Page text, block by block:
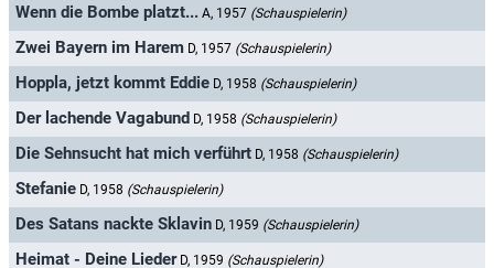
Wenn die Bombe platzt... A, 1957 (Schauspielerin)
Zwei Bayern im Harem D, 1957 (Schauspielerin)
Hoppla, jetzt kommt Eddie D, 1958 (Schauspielerin)
Der lachende Vagabund D, 1958 (Schauspielerin)
Die Sehnsucht hat mich verführt D, 1958 (Schauspielerin)
Stefanie D, 1958 (Schauspielerin)
Des Satans nackte Sklavin D, 1959 (Schauspielerin)
Heimat - Deine Lieder D, 1959 (Schauspielerin)